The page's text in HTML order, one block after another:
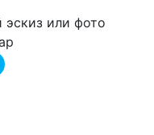
или фото